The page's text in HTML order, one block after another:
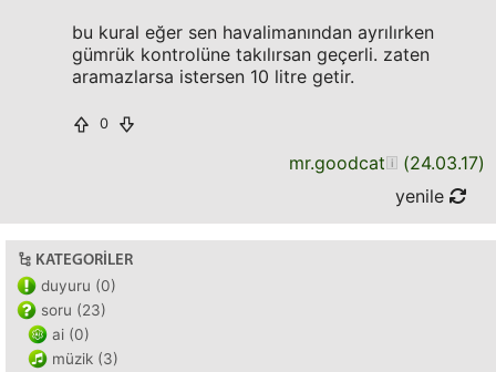
bu kural eğer sen havalimanından ayrılırken
gümrük kontrolüne takılırsan geçerli. zaten
aramazlarsa istersen 10 litre getir.
0
mr.goodcat (24.03.17)
yenile
KATEGORILER
duyuru (0)
soru (23)
ai (0)
müzik (3)